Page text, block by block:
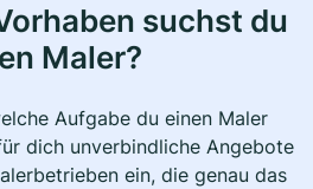
suchst du
Maler?
Aufgabe du einen Maler
dich unverbindliche Angebote
ein, die genau das